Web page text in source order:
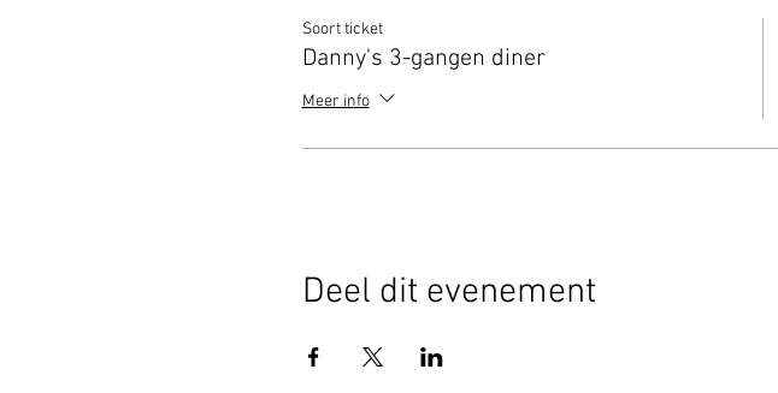
Soort ticket
Danny's 3-gangen diner
Meer info
Deel dit evenement